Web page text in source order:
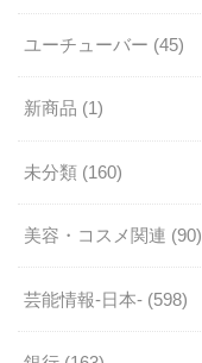
ユーチューバー (45)
新商品 (1)
未分類 (160)
美容・コスメ関連 (90)
芸能情報-日本- (598)